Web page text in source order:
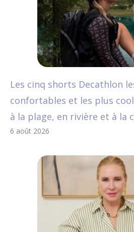
Les cinq shorts Decathlon
confortables et les plus
à la plage, en rivière et à la
6 août 2026